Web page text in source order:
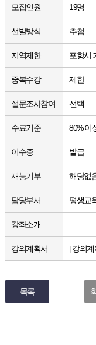
모집인원 19명
선발방식 추첨
지역제한 포항시
중복수강 제한
설문조사참여 선택
수료기준 80% 이
이수증 발급
재능기부 해당없
담당부서 평생교
강좌소개
강의계획서 [ 강의
목록